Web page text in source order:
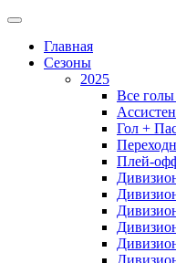
Главная
Сезоны
2025
Все голы
Гол +
Плей-